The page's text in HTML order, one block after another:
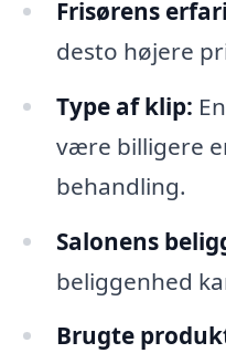
Frisørens
desto højere
Type af klip:
være billigere
behandling.
Salonens
beliggenhed
Brugte